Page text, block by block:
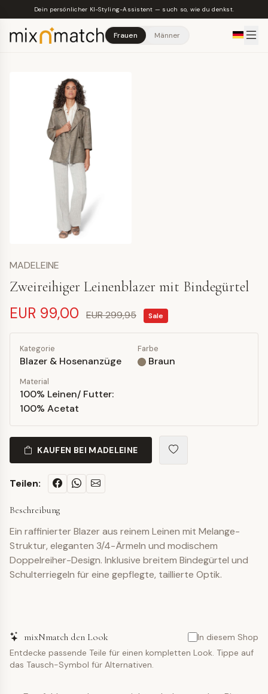
Skip to main content
Dein persönlicher KI-Styling-Assistent — such so, wie du denkst.
Frauen Männer
MADELEINE
Zweireihiger Leinenblazer mit Bindegürtel
EUR 99,00 EUR 299,95 Sale
Kategorie
Blazer & Hosenanzüge
Farbe
Braun
Material
100% Leinen/ Futter:
100% Acetat
KAUFEN BEI MADELEINE
Teilen:
Beschreibung
Ein raffinierter Blazer aus reinem Leinen mit Melange-
Struktur, eleganten 3/4-Ärmeln und modischem
Doppelreiher-Design. Inklusive breitem Bindegürtel und
Schulterriegeln für eine gepflegte, taillierte Optik.
mixNmatch den Look
In diesem Shop
Entdecke passende Teile für einen kompletten Look. Tippe auf
das Tausch-Symbol für Alternativen.